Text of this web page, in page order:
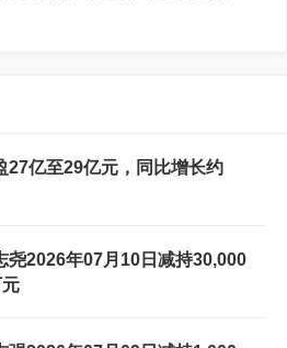
27亿至29亿元，同比增长约
尧2026年07月10日减持30,000